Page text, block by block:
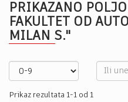
PRIKAZANO
FAKULTET OD
MILAN S."
Prikaz rezultata 1-1 od 1